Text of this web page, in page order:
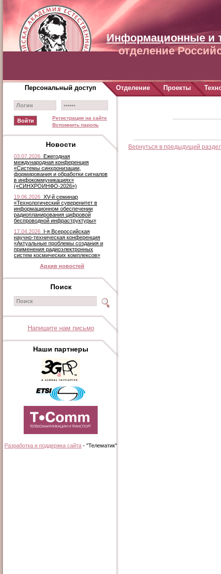
Информационные и
отделение
Регистрация на сайте
Вспомнить пароль
Новости
03.07.2026 Ежегодная
международная конференция
«Системы синхронизации,
формирования и обработки сигналов
в инфокоммуникациях»
(«СИНХРОИНФО-2026»)
19.06.2026 XV-й семинар
«Технологический суверенитет в
информационном обеспечении
радиопланирования цифровой
беспроводной инфраструктуры»
17.04.2026 I-я Всероссийская
научно-техническая конференция
«Актуальные проблемы создания и
применения радиоэлектронных
систем космических комплексов»
Архив новостей
Поиск
Напишите нам письмо
Наши партнеры
Разработка и поддержка сайта - "Телематик"
Вернуться в предыдущий
Персональный доступ Отделение Проекты